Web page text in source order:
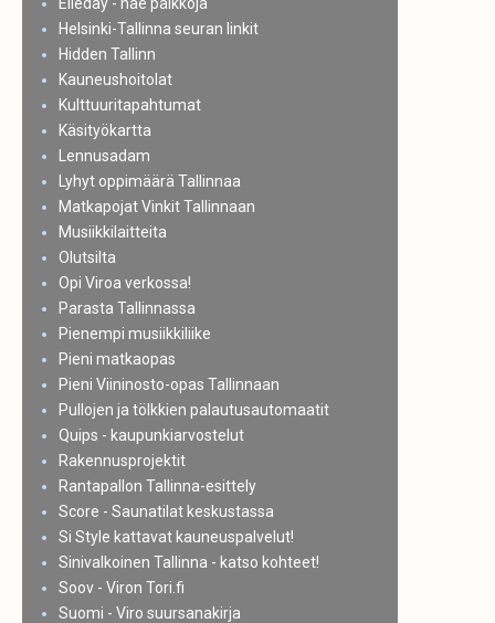
Helsinki-Tallinna seuran linkit
Hidden Tallinn
Kauneushoitolat
Kulttuuritapahtumat
Käsityökartta
Lennusadam
Lyhyt oppimäärä Tallinnaa
Matkapojat Vinkit Tallinnaan
Musiikkilaitteita
Olutsilta
Opi Viroa verkossa!
Parasta Tallinnassa
Pienempi musiikkiliike
Pieni matkaopas
Pieni Viininosto-opas Tallinnaan
Pullojen ja tölkkien palautusautomaatit
Quips - kaupunkiarvostelut
Rakennusprojektit
Rantapallon Tallinna-esittely
Score - Saunatilat keskustassa
Si Style kattavat kauneuspalvelut!
Sinivalkoinen Tallinna - katso kohteet!
Soov - Viron Tori.fi
Suomi - Viro suursanakirja